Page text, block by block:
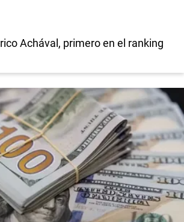
Achával, primero en el ranking